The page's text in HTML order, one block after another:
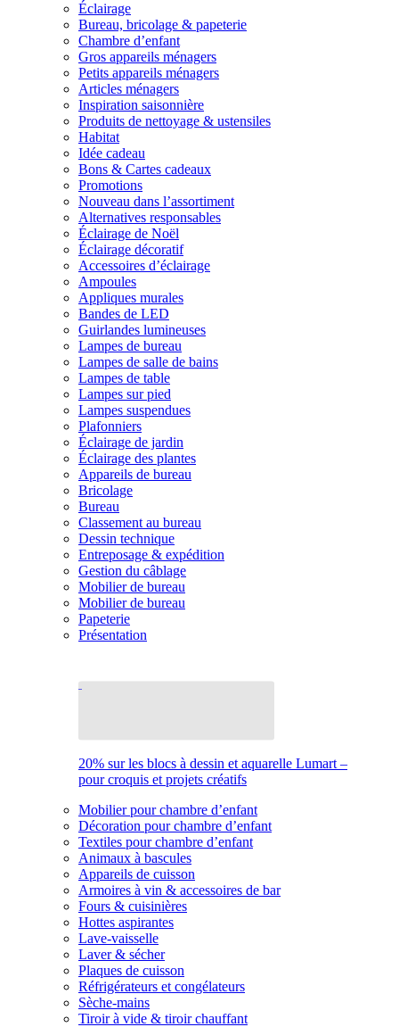
Éclairage
Bureau, bricolage & papeterie
Chambre d’enfant
Gros appareils ménagers
Petits appareils ménagers
Articles ménagers
Inspiration saisonnière
Produits de nettoyage & ustensiles
Habitat
Idée cadeau
Bons & Cartes cadeaux
Promotions
Nouveau dans l’assortiment
Alternatives responsables
Éclairage de Noël
Éclairage décoratif
Accessoires d’éclairage
Ampoules
Appliques murales
Bandes de LED
Guirlandes lumineuses
Lampes de bureau
Lampes de salle de bains
Lampes de table
Lampes sur pied
Lampes suspendues
Plafonniers
Éclairage de jardin
Éclairage des plantes
Appareils de bureau
Bricolage
Bureau
Classement au bureau
Dessin technique
Entreposage & expédition
Gestion du câblage
Mobilier de bureau
Mobilier de bureau
Papeterie
Présentation
20% sur les blocs à dessin et aquarelle Lumart –
pour croquis et projets créatifs
Mobilier pour chambre d’enfant
Décoration pour chambre d’enfant
Textiles pour chambre d’enfant
Animaux à bascules
Appareils de cuisson
Armoires à vin & accessoires de bar
Fours & cuisinières
Hottes aspirantes
Lave-vaisselle
Laver & sécher
Plaques de cuisson
Réfrigérateurs et congélateurs
Sèche-mains
Tiroir à vide & tiroir chauffant